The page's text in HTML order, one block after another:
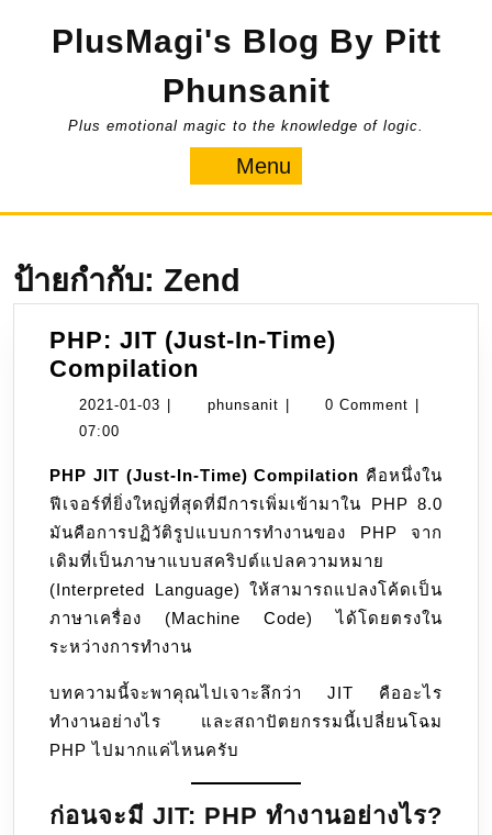
PlusMagi's Blog By Pitt
Phunsanit
Plus emotional magic to the knowledge of logic.
Menu
ป้ายกำกับ: Zend
PHP: JIT (Just-In-Time)
Compilation
JIT
Time)
Compilation
2021-01-03 2021- phunsanit phunsanit0 Comment
07:00
PHP JIT (Just-In-Time) Compilation คือหนึ่งใน
ฟีเจอร์ที่ยิ่งใหญ่ที่สุดที่มีการเพิ่มเข้ามาใน PHP 8.0
มันคือการปฏิวัติรูปแบบการทำงานของ PHP จาก
เดิมที่เป็นภาษาแบบสคริปต์แปลความหมาย
(Interpreted Language) ให้สามารถแปลงโค้ดเป็น
ภาษาเครื่อง (Machine Code) ได้โดยตรงใน
ระหว่างการทำงาน
บทความนี้จะพาคุณไปเจาะลึกว่า JIT คืออะไร
ทำงานอย่างไร และสถาปัตยกรรมนี้เปลี่ยนโฉม
PHP ไปมากแค่ไหนครับ
ก่อนจะมี JIT: PHP ทำงานอย่างไร?